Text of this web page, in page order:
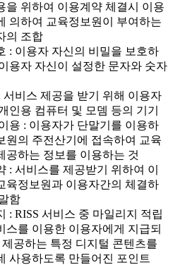
을 위하여 이용계약 체결시 이용
의하여 교육정보원이 부여하는
의 조합
: 이용자 자신의 비밀을 보호하
용자 자신이 설정한 문자와 숫자
비스 제공을 받기 위해 이용자
인용 컴퓨터 및 모뎀 등의 기기
용 : 이용자가 단말기를 이용하
원의 주전산기에 접속하여 교육
공하는 정보를 이용하는 것
: 서비스를 제공받기 위하여 이
육정보원과 이용자간의 체결하
함
: RISS 서비스 중 마일리지 적립
스를 이용한 이용자에게 지급되
제공하는 특정 디지털 콘텐츠를
사용하도록 만들어진 포인트